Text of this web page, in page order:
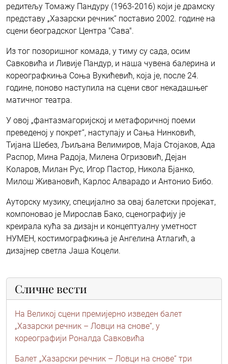
редитељу Томажу Пандуру (1963-2016) који је драмску
представу „Хазарски речник“ поставио 2002. године на
сцени београдског Центра "Сава".
Из тог позоришног комада, у тиму су сада, осим
Савковића и Ливије Пандур, и наша чувена балерина и
кореографкиња Соња Вукићевић, која је, после 24.
године, поново наступила на сцени свог некадашњег
матичног театра.
У овој „фантазмагоријској и метафоричној поеми
преведеној у покрет“, наступају и Сања Нинковић,
Тијана Шебез, Љиљана Велимиров, Маја Стојаков, Ада
Распор, Мина Радоја, Милена Огризовић, Дејан
Коларов, Милан Рус, Игор Пастор, Никола Бјанко,
Милош Живановић, Карлос Алварадо и Антонио Бибо.
Ауторску музику, специјално за овај балетски пројекат,
компоновао је Мирослав Бако, сценографију је
креирала кућа за дизајн и концептуалну уметност
НУМЕН, костимографкиња је Ангелина Атлагић, а
дизајнер светла Јаша Коцели.
Сличне вести
На Великој сцени премијерно изведен балет
„Хазарски речник – Ловци на снове“, у
кореографији Роналда Савковића
Балет „Хазарски речник – Ловци на снове“ три